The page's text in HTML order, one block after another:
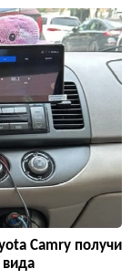
Camry получи
вида